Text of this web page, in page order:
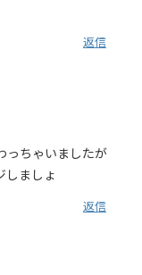
返信
っちゃいましたが
しましょ
返信